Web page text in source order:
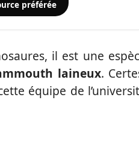
préférée
il est une
laineux.
équipe de